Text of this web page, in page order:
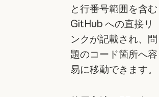
と行番号範囲を含む
GitHub への直接リ
ンクが記載され、問
題のコード箇所へ容
易に移動できます。